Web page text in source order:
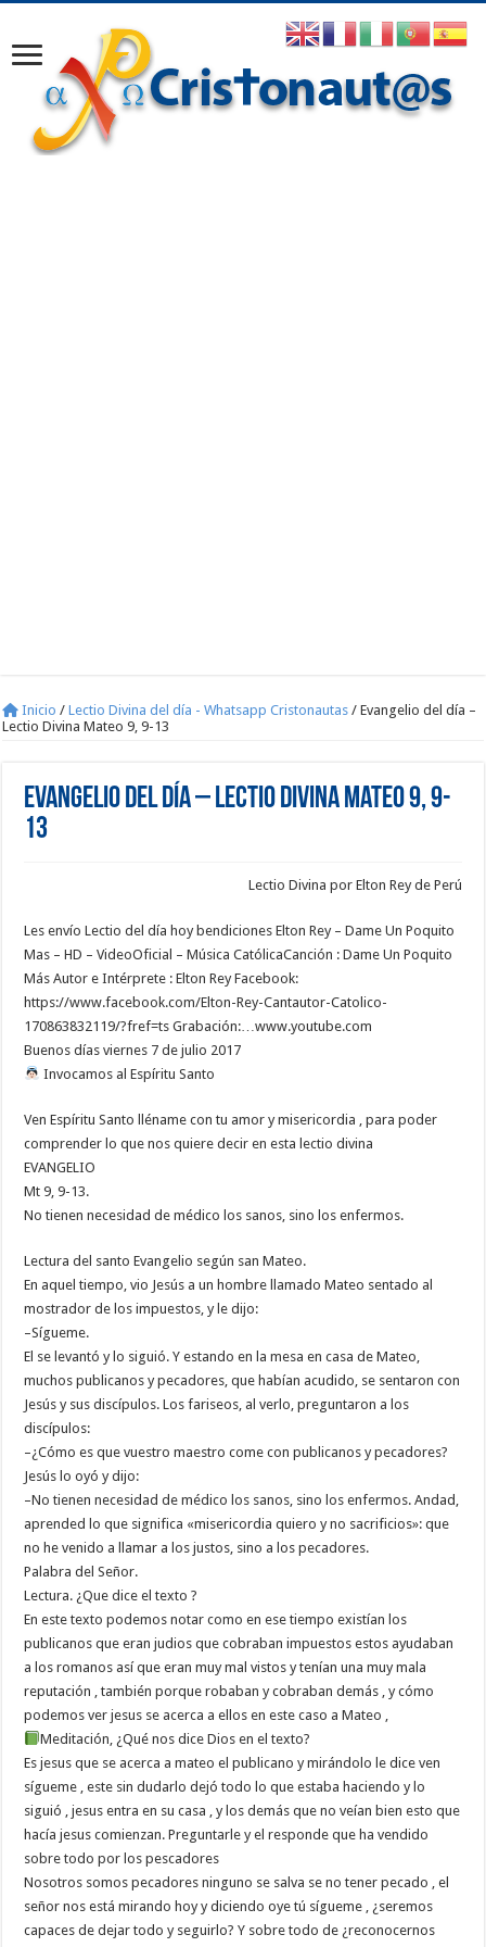
Inicio / Lectio Divina del día - Whatsapp Cristonautas / Evangelio del día –
Lectio Divina Mateo 9, 9-13
Evangelio del día – Lectio Divina Mateo 9, 9-
13
Lectio Divina por Elton Rey de Perú
Les envío Lectio del día hoy bendiciones Elton Rey – Dame Un Poquito
Mas – HD – VideoOficial – Música CatólicaCanción : Dame Un Poquito
Más Autor e Intérprete : Elton Rey Facebook:
https://www.facebook.com/Elton-Rey-Cantautor-Catolico-
170863832119/?fref=ts Grabación:…www.youtube.com
Buenos días viernes 7 de julio 2017
Invocamos al Espíritu Santo
Ven Espíritu Santo lléname con tu amor y misericordia , para poder
comprender lo que nos quiere decir en esta lectio divina
EVANGELIO
Mt 9, 9-13.
No tienen necesidad de médico los sanos, sino los enfermos.
Lectura del santo Evangelio según san Mateo.
En aquel tiempo, vio Jesús a un hombre llamado Mateo sentado al
mostrador de los impuestos, y le dijo:
–Sígueme.
El se levantó y lo siguió. Y estando en la mesa en casa de Mateo,
muchos publicanos y pecadores, que habían acudido, se sentaron con
Jesús y sus discípulos. Los fariseos, al verlo, preguntaron a los
discípulos:
–¿Cómo es que vuestro maestro come con publicanos y pecadores?
Jesús lo oyó y dijo:
–No tienen necesidad de médico los sanos, sino los enfermos. Andad,
aprended lo que significa «misericordia quiero y no sacrificios»: que
no he venido a llamar a los justos, sino a los pecadores.
Palabra del Señor.
Lectura. ¿Que dice el texto ?
En este texto podemos notar como en ese tiempo existían los
publicanos que eran judios que cobraban impuestos estos ayudaban
a los romanos así que eran muy mal vistos y tenían una muy mala
reputación , también porque robaban y cobraban demás , y cómo
podemos ver jesus se acerca a ellos en este caso a Mateo ,
Meditación, ¿Qué nos dice Dios en el texto?
Es jesus que se acerca a mateo el publicano y mirándolo le dice ven
sígueme , este sin dudarlo dejó todo lo que estaba haciendo y lo
siguió , jesus entra en su casa , y los demás que no veían bien esto que
hacía jesus comienzan. Preguntarle y el responde que ha vendido
sobre todo por los pescadores
Nosotros somos pecadores ninguno se salva se no tener pecado , el
señor nos está mirando hoy y diciendo oye tú sígueme , ¿seremos
capaces de dejar todo y seguirlo? Y sobre todo de ¿reconocernos